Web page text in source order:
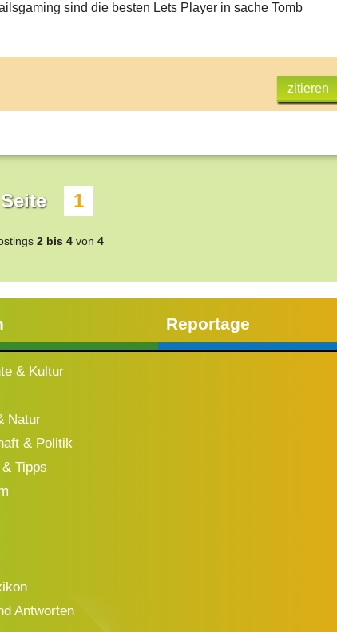
sind die besten Lets Player in sache Tomb
zitieren
Seite 1
2 bis 4 von 4
& Kultur
Natur
& Politik
Tipps
Antworten
Reportage